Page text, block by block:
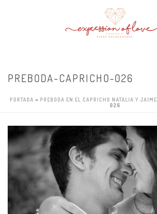
PREBODA-CAPRICHO-026
PORTADA » PREBODA EN EL CAPRICHO NATALIA Y JAIME
026